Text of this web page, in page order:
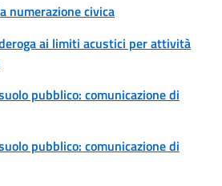
numerazione civica
ai limiti acustici per attività
pubblico: comunicazione di
pubblico: comunicazione di